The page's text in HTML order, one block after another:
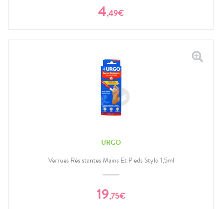
4,49€
URGO
Verrues Résistantes Mains Et Pieds Stylo 1,5ml
19,75€